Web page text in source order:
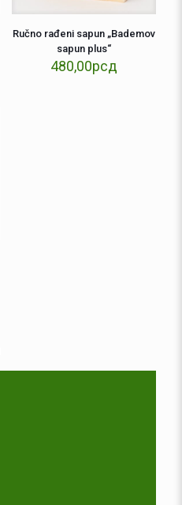
Ručno rađeni sapun „Bademov
sapun plus“
480,00рсд